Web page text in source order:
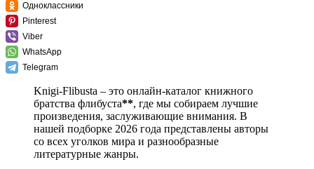
Одноклассники
Pinterest
Viber
WhatsApp
Telegram
Knigi-Flibusta – это онлайн-каталог книжного
братства флибуста**, где мы собираем лучшие
произведения, заслуживающие внимания. В
нашей подборке 2026 года представлены авторы
со всех уголков мира и разнообразные
литературные жанры.